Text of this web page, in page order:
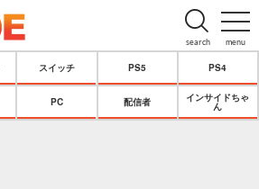
menu
search
スイッチ PS5 PS4
PC 配信者
インサイドちゃ
ん